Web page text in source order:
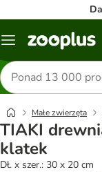
Menu
Szukaj
produktów
Małe zwierzęta
TIAKI
klatek
Dł. x szer.: 30 x 20 cm